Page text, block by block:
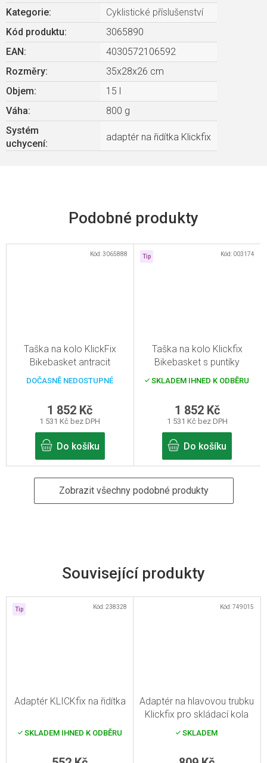
Související produkty
Tip
Adaptér KLICKfix na řidítka
SKLADEM IHNED K ODBĚRU
Kód:238328
Adaptér na hlavovou trubku
Klickfix pro skládací kola
SKLADEM
Kód:749015
Kategorie:
Cyklistické příslušenství
Kód produktu:
3065890
EAN :
4030572106592
Rozměry:
35x28x26 cm
Objem:
15 l
Váha:
800 g
Systém
uchycení:
adaptér na řidítka Klickfix
Taška na kolo KlickFix
Bikebasket antracit
DOČASNĚ NEDOSTUPNÉ
1 531 Kč bez DPH
1 852 Kč
Do košíku
Kód:3065888 Tip
Taška na kolo Klickfix
Bikebasket s puntíky
SKLADEM IHNED K ODBĚRU
1 531 Kč bez DPH
1 852 Kč
Do košíku
Kód: 003174
Zobrazit všechny podobné produkty